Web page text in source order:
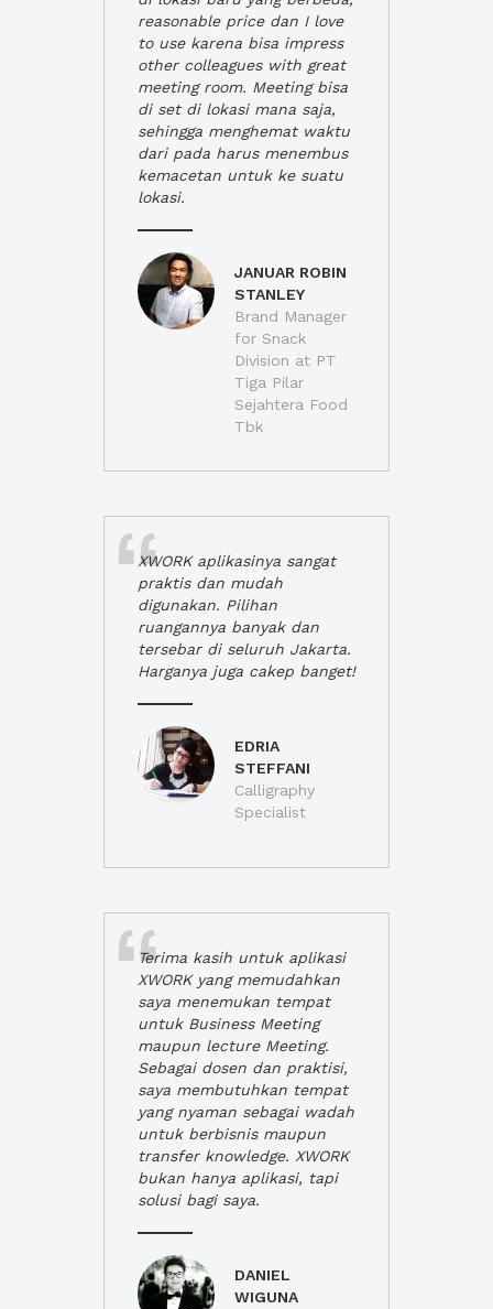
reasonable price dan I love
to use karena bisa impress
other colleagues with great
meeting room. Meeting bisa
di set di lokasi mana saja,
sehingga menghemat waktu
dari pada harus menembus
kemacetan untuk ke suatu
lokasi.
JANUAR ROBIN
STANLEY
Brand Manager
for Snack
Division at PT
Tiga Pilar
Sejahtera Food
Tbk
XWORK aplikasinya sangat
praktis dan mudah
digunakan. Pilihan
ruangannya banyak dan
tersebar di seluruh Jakarta.
Harganya juga cakep banget!
EDRIA
STEFFANI
Calligraphy
Specialist
Terima kasih untuk aplikasi
XWORK yang memudahkan
saya menemukan tempat
untuk Business Meeting
maupun lecture Meeting.
Sebagai dosen dan praktisi,
saya membutuhkan tempat
yang nyaman sebagai wadah
untuk berbisnis maupun
transfer knowledge. XWORK
bukan hanya aplikasi, tapi
solusi bagi saya.
DANIEL
WIGUNA